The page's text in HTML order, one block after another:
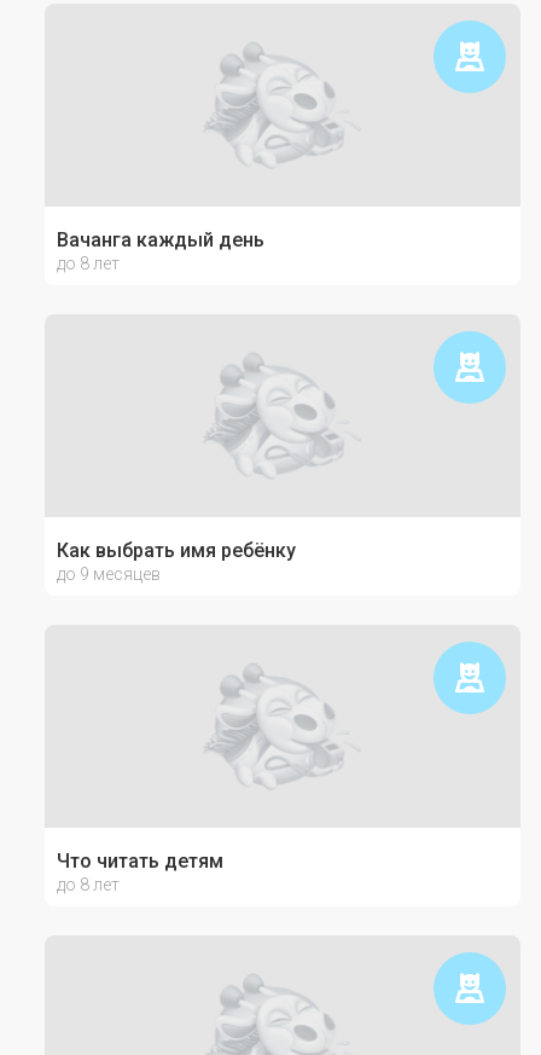
Вачанга каждый день
до 8 лет
Как выбрать имя ребёнку
до 9 месяцев
Что читать детям
до 8 лет